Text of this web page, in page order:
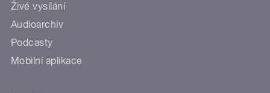
Živé vysílání
Audioarchiv
Podcasty
Mobilní aplikace